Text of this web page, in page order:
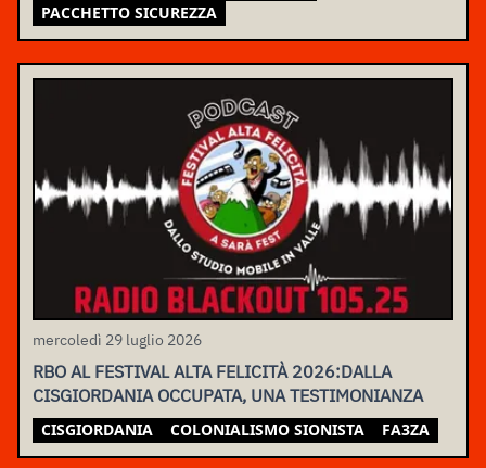
PACCHETTO SICUREZZA
mercoledì 29 luglio 2026
RBO AL FESTIVAL ALTA FELICITÀ 2026:DALLA
CISGIORDANIA OCCUPATA, UNA TESTIMONIANZA
CISGIORDANIA COLONIALISMO SIONISTA FA3ZA